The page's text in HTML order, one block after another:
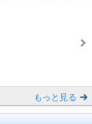
もっと見る